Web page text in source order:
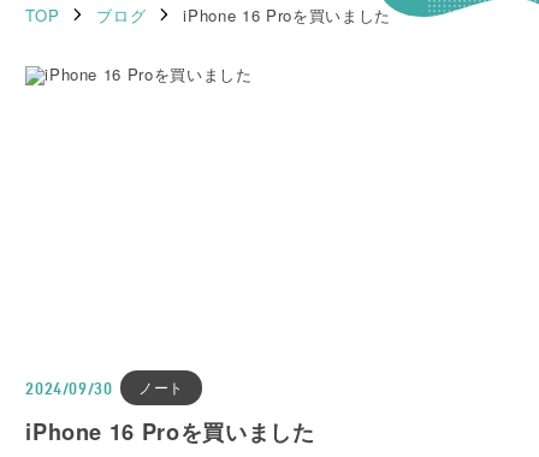
TOP ブログ iPhone 16 Proを買いました
2024/09/30 ノート
iPhone 16 Proを買いました